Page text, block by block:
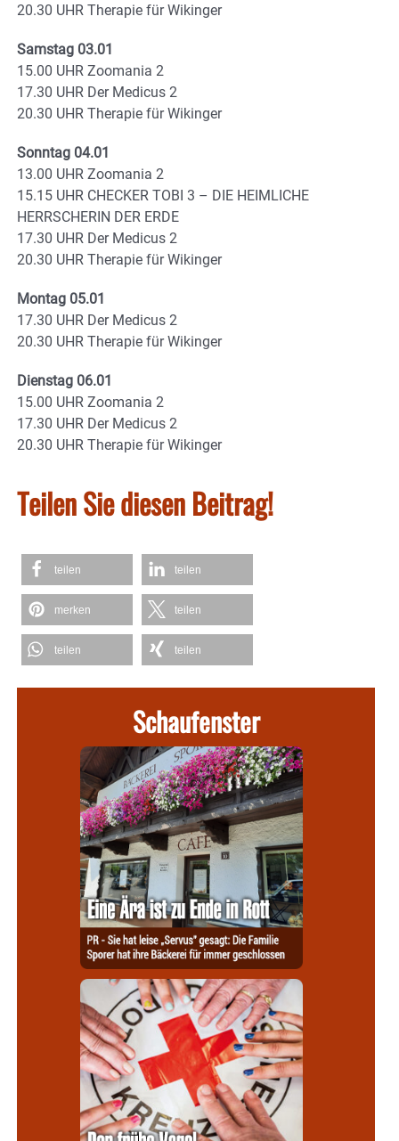
20.30 UHR Therapie für Wikinger
Samstag 03.01
15.00 UHR Zoomania 2
17.30 UHR Der Medicus 2
20.30 UHR Therapie für Wikinger
Sonntag 04.01
13.00 UHR Zoomania 2
15.15 UHR CHECKER TOBI 3 – DIE HEIMLICHE
HERRSCHERIN DER ERDE
17.30 UHR Der Medicus 2
20.30 UHR Therapie für Wikinger
Montag 05.01
17.30 UHR Der Medicus 2
20.30 UHR Therapie für Wikinger
Dienstag 06.01
15.00 UHR Zoomania 2
17.30 UHR Der Medicus 2
20.30 UHR Therapie für Wikinger
Teilen Sie diesen Beitrag!
teilen teilen
merken teilen
teilen teilen
Schaufenster